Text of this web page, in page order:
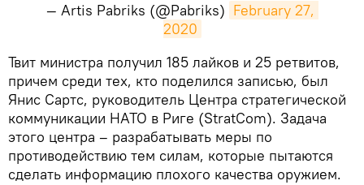
— Artis Pabriks (@Pabriks) February 27,
2020
​Твит министра получил 185 лайков и 25 ретвитов,
причем среди тех, кто поделился записью, был
Янис Сартс, руководитель Центра стратегической
коммуникации НАТО в Риге (StratCom). Задача
этого центра – разрабатывать меры по
противодействию тем силам, которые пытаются
сделать информацию плохого качества оружием.